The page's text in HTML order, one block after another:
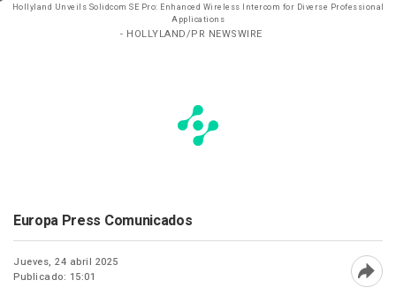
Hollyland Unveils Solidcom SE Pro: Enhanced Wireless Intercom for Diverse Professional
Applications
- HOLLYLAND/PR NEWSWIRE
Europa Press Comunicados
Jueves, 24 abril 2025
Publicado: 15:01